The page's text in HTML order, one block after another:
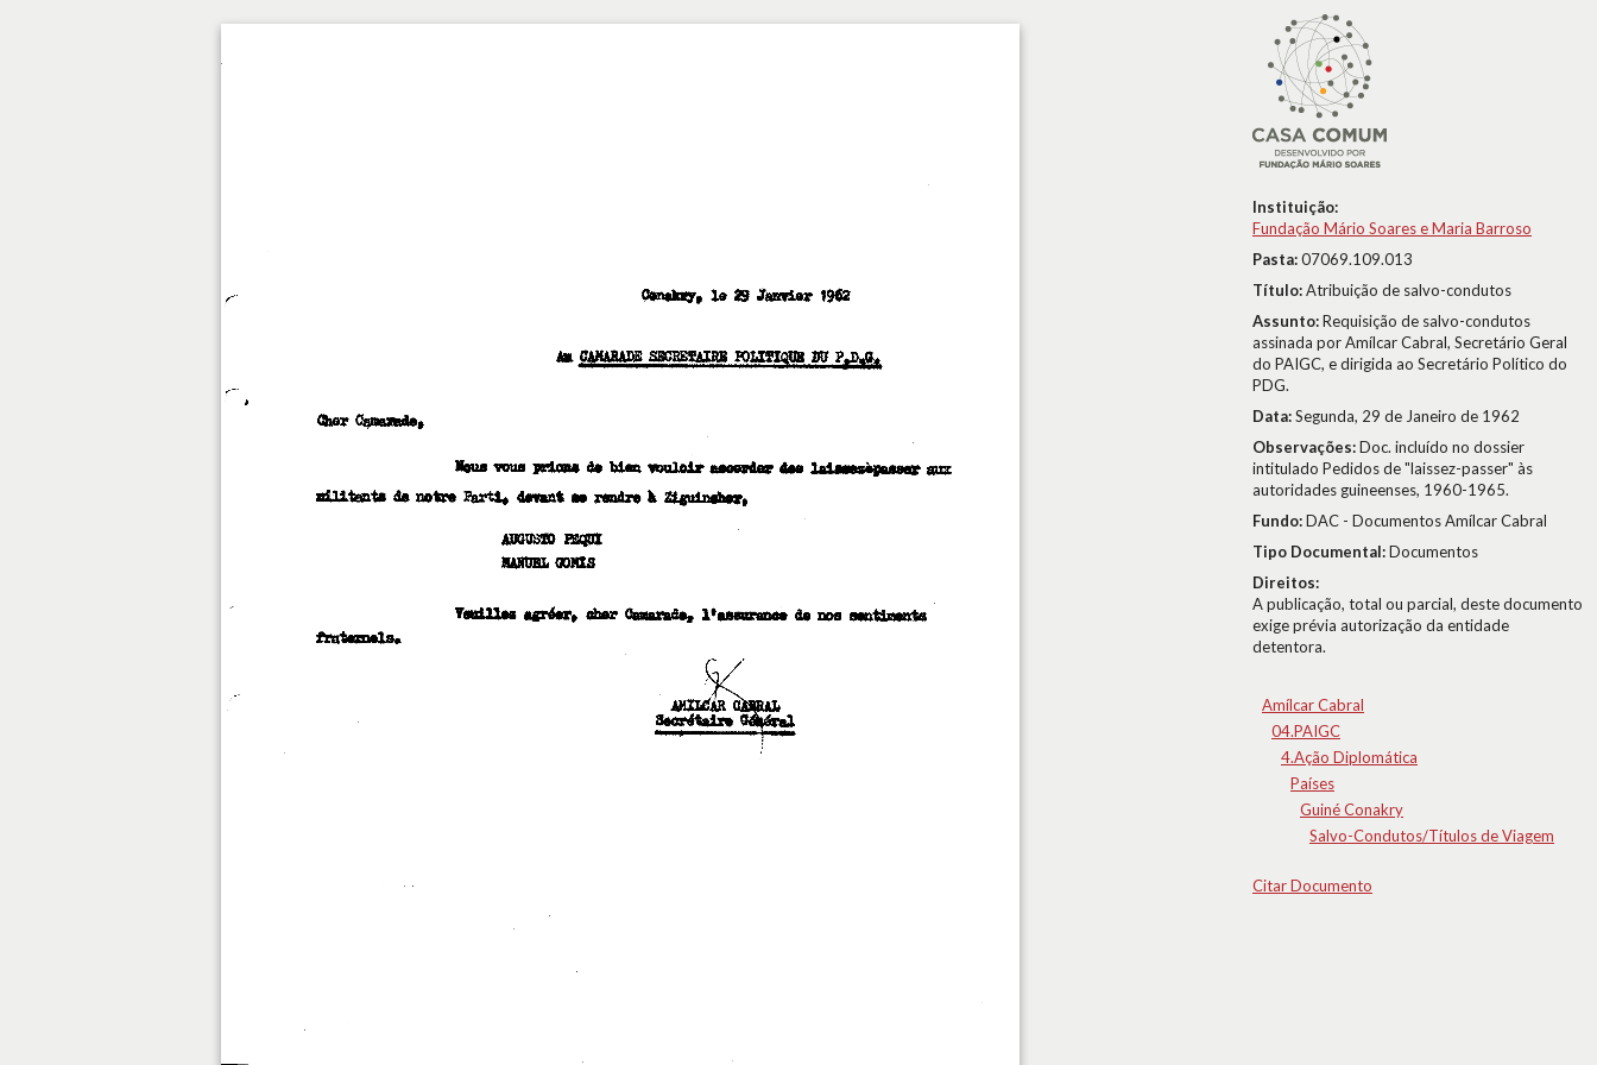
Instituição:
Fundação Mário Soares e Maria Barroso
Pasta:07069.109.013
Título:Atribuição de salvo-condutos
Assunto:Requisição de salvo-condutos
assinada por Amílcar Cabral, Secretário Geral
do PAIGC, e dirigida ao Secretário Político do
PDG.
Data:Segunda, 29 de Janeiro de 1962
Observações:Doc. incluído no dossier
intitulado Pedidos de "laissez-passer" às
autoridades guineenses, 1960-1965.
Fundo:DAC - Documentos Amílcar Cabral
Tipo Documental:Documentos
Direitos:
A publicação, total ou parcial, deste documento
exige prévia autorização da entidade
detentora.
Amílcar Cabral
04.PAIGC
4.Ação Diplomática
Países
Guiné Conakry
Salvo-Condutos/Títulos de Viagem
Citar Documento